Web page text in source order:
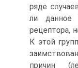
ряде
ли данное
рецептора,
К этой
причин